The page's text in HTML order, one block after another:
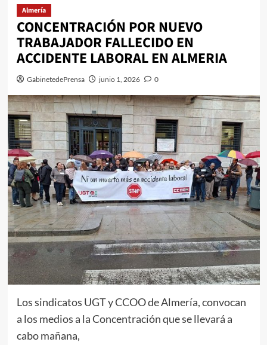
Almería
CONCENTRACIÓN POR NUEVO
TRABAJADOR FALLECIDO EN
ACCIDENTE LABORAL EN ALMERIA
GabinetedePrensa junio 1, 2026 0
Los sindicatos UGT y CCOO de Almería, convocan
a los medios a la Concentración que se llevará a
cabo mañana,